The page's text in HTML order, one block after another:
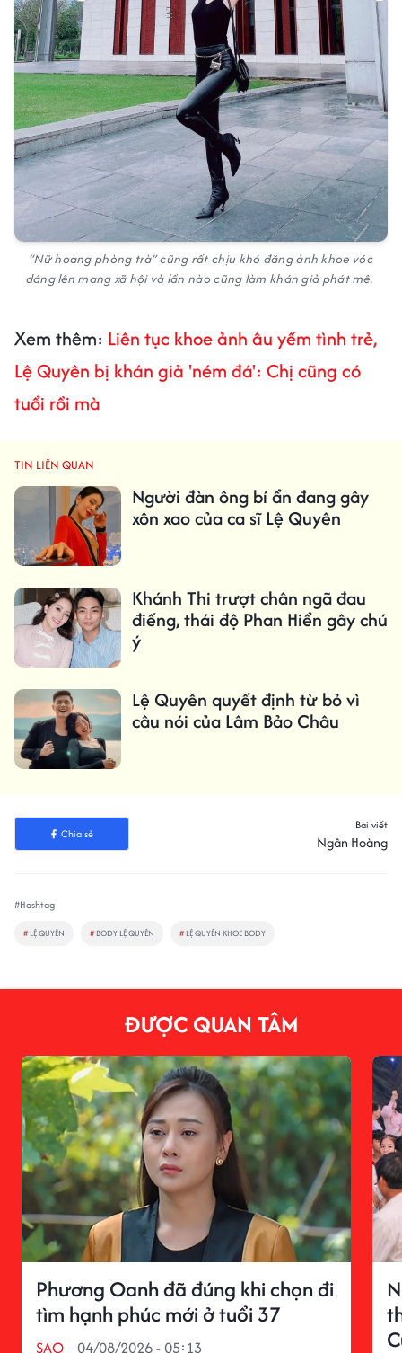
“Nữ hoàng phòng trà” cũng rất chịu khó đăng ảnh khoe vóc
dáng lên mạng xã hội và lần nào cũng làm khán giả phát mê.
Xem thêm: Liên tục khoe ảnh âu yếm tình trẻ,
Lệ Quyên bị khán giả 'ném đá': Chị cũng có
tuổi rồi mà
TIN LIÊN QUAN
Người đàn ông bí ẩn đang gây
xôn xao của ca sĩ Lệ Quyên
Khánh Thi trượt chân ngã đau
điếng, thái độ Phan Hiển gây chú
ý
Lệ Quyên quyết định từ bỏ vì
câu nói của Lâm Bảo Châu
Chia sẻ
Bài viết
Ngân Hoàng
#Hashtag
# LỆ QUYÊN # BODY LỆ QUYÊN # LỆ QUYÊN KHOE BODY
ĐƯỢC QUAN TÂM
Phương Oanh đã đúng khi chọn đi
tìm hạnh phúc mới ở tuổi 37
SAO 04/08/2026 - 05:13